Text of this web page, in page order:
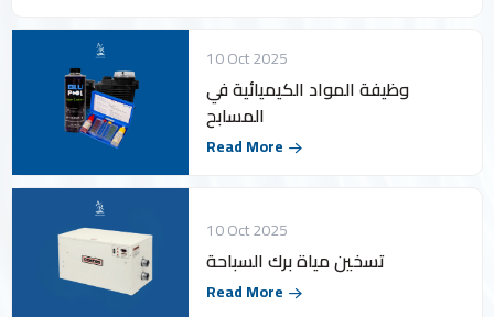
10 Oct 2025
وظيفة المواد الكيميائية في
المسابح
Read More
10 Oct 2025
تسخين مياة برك السباحة
Read More